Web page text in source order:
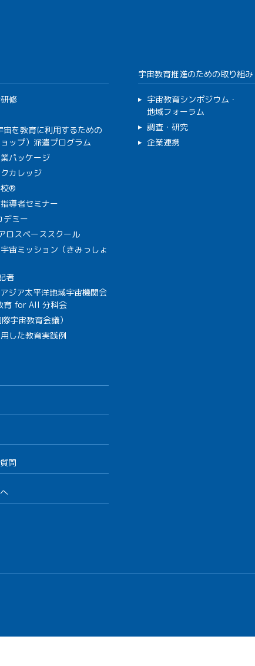
修
宙を教育に利用するための
ップ）派遣プログラム
パッケージ
カレッジ
校®
導者セミナー
デミー
ロスペーススクール
宙ミッション（きみっしょ
者
ジア太平洋地域宇宙機関会
育 for All 分科会
宇宙教育会議）
した教育実践例
宇宙教育推進のための取り組み
宇宙教育シンポジウム・
地域フォーラム
調査・研究
企業連携
問